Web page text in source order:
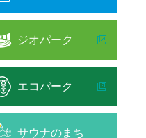
ジオパーク
エコパーク
サウナのまち